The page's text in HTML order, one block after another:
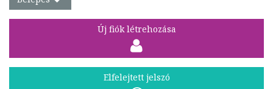
Új fiók létrehozása
Elfelejtett jelszó